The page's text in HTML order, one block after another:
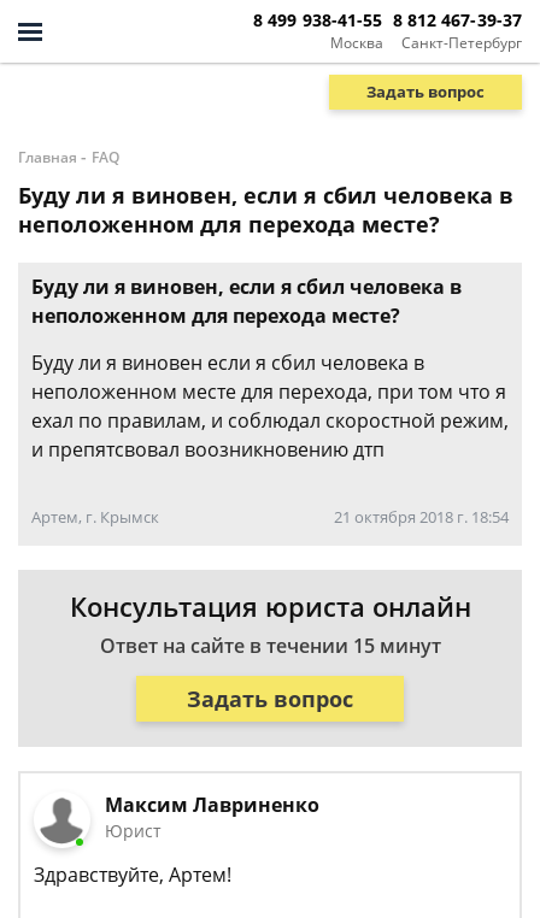
Москва
8 499 938-41-55
Санкт-Петербург
8 812 467-39-37
Задать вопрос
Главная - FAQ
Буду ли я виновен, если я сбил человека в
неположенном для перехода месте?
Буду ли я виновен, если я сбил человека в
неположенном для перехода месте?
Буду ли я виновен если я сбил человека в
неположенном месте для перехода, при том что я
ехал по правилам, и соблюдал скоростной режим,
и препятсвовал воозникновению дтп
Артем, г. Крымск 21 октября 2018 г. 18:54
Консультация юриста онлайн
Ответ на сайте в течении 15 минут
Задать вопрос
Максим Лавриненко
Юрист
Здравствуйте, Артем!